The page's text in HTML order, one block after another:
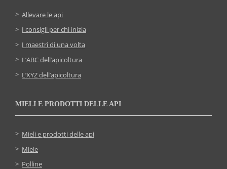
Allevare le api
I consigli per chi inizia
I maestri di una volta
L’ABC dell’apicoltura
L’XYZ dell’apicoltura
MIELI E PRODOTTI DELLE API
Mieli e prodotti delle api
Miele
Polline